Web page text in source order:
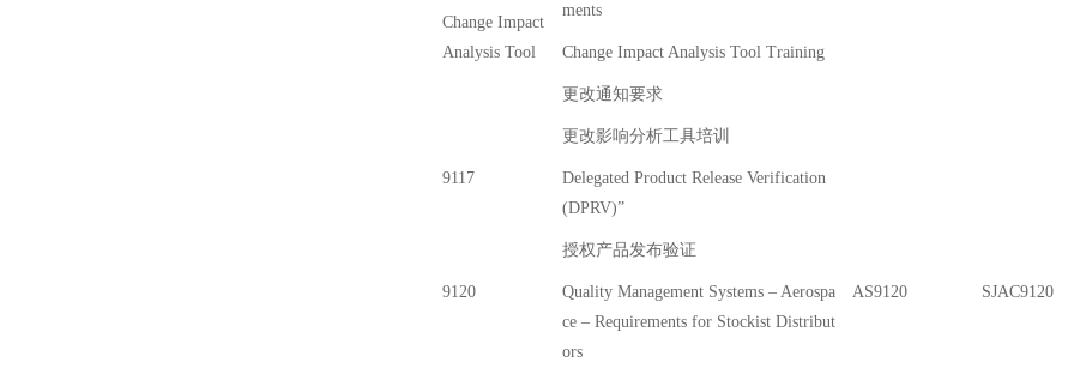
Change Impact
Analysis Tool
ments
Change Impact Analysis Tool Training
更改通知要求
更改影响分析工具培训
9117
Delegated Product Release Verification
(DPRV)”
授权产品发布验证
9120
Quality Management Systems – Aerospa
ce – Requirements for Stockist Distribut
ors
AS9120 SJAC9120